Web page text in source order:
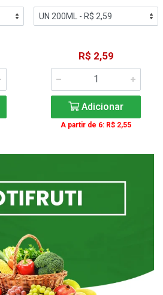
R$ 2,59
Adicionar
A partir de 6: R$ 2,55